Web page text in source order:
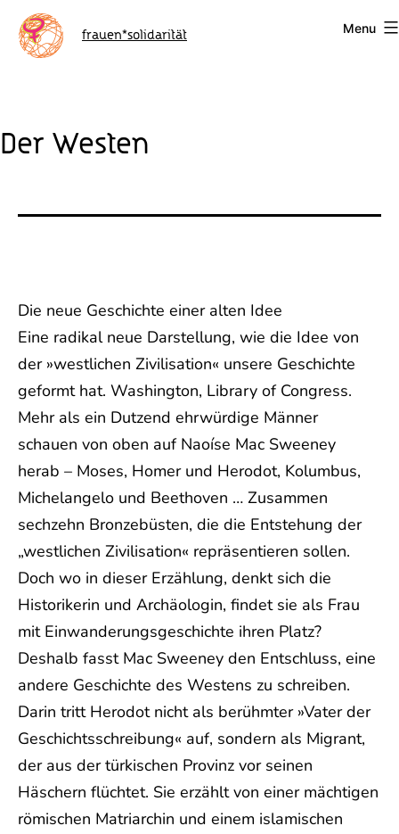
Skip
content
frauen*solidarität
Menu
Der Westen
Die neue Geschichte einer alten Idee
Eine radikal neue Darstellung, wie die Idee von
der »westlichen Zivilisation« unsere Geschichte
geformt hat. Washington, Library of Congress.
Mehr als ein Dutzend ehrwürdige Männer
schauen von oben auf Naoíse Mac Sweeney
herab – Moses, Homer und Herodot, Kolumbus,
Michelangelo und Beethoven … Zusammen
sechzehn Bronzebüsten, die die Entstehung der
„westlichen Zivilisation« repräsentieren sollen.
Doch wo in dieser Erzählung, denkt sich die
Historikerin und Archäologin, findet sie als Frau
mit Einwanderungsgeschichte ihren Platz?
Deshalb fasst Mac Sweeney den Entschluss, eine
andere Geschichte des Westens zu schreiben.
Darin tritt Herodot nicht als berühmter »Vater der
Geschichtsschreibung« auf, sondern als Migrant,
der aus der türkischen Provinz vor seinen
Häschern flüchtet. Sie erzählt von einer mächtigen
römischen Matriarchin und einem islamischen